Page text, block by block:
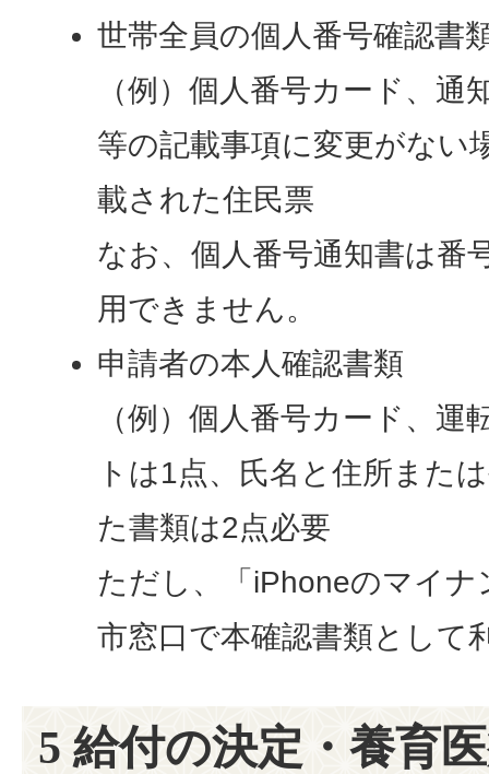
世帯全員の個人番号確認書
（例）個人番号カード、通
等の記載事項に変更がない
載された住民票
なお、個人番号通知書は番
用できません。
申請者の本人確認書類
（例）個人番号カード、運
トは1点、氏名と住所また
た書類は2点必要
ただし、「iPhoneのマイ
市窓口で本確認書類として
5 給付の決定・養育